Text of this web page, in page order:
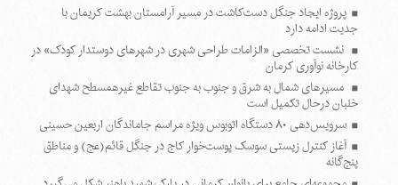
پروژه ایجاد جنگل دست‌کاشت در مسیر آرامستان بهشت کریمان با
جدیت ادامه دارد
نشست تخصصی «الزامات طراحی شهری در شهرهای دوستدار کودک» در
کارخانه نوآوری کرمان
مسیرهای شمال به شرق و جنوب به جنوب تقاطع غیرهمسطح شهدای
خلبان درحال تکمیل است
سرویس‌دهی ۸۰ دستگاه اتوبوس ویژه مراسم جاماندگان اربعین حسینی
آغاز کنترل زیستی سوسک پوست‌خوار کاج در جنگل قائم(عج) و مناطق
پنج‌گانه